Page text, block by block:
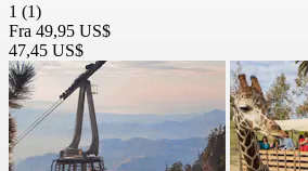
1 (1)
Fra 49,95 US$
47,45 US$